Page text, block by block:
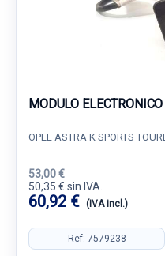
MODULO
OPEL ASTRA K SPORTS
53,00 €
50,35 € sin IVA.
60,92 € (IVA incl.)
Ref: 7579238